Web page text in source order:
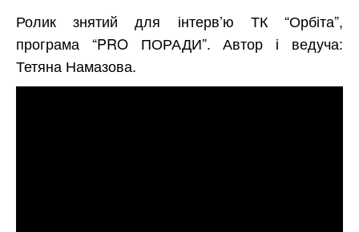
Ролик знятий для інтерв’ю ТК “Орбіта”,
програма “PRO ПОРАДИ”. Автор і ведуча:
Тетяна Намазова.